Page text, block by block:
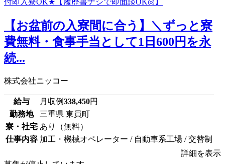
【お盆前の入寮間に合う】＼ずっと寮
費無料・食事手当として1日600円を永
続...
株式会社ニッコー
給与 月収例338,450円
勤務地
三重県 東員町
寮・社宅 あり（無料）
仕事内容 加工・機械オペレーター / 自動車系工場 / 交替制
詳細を表示